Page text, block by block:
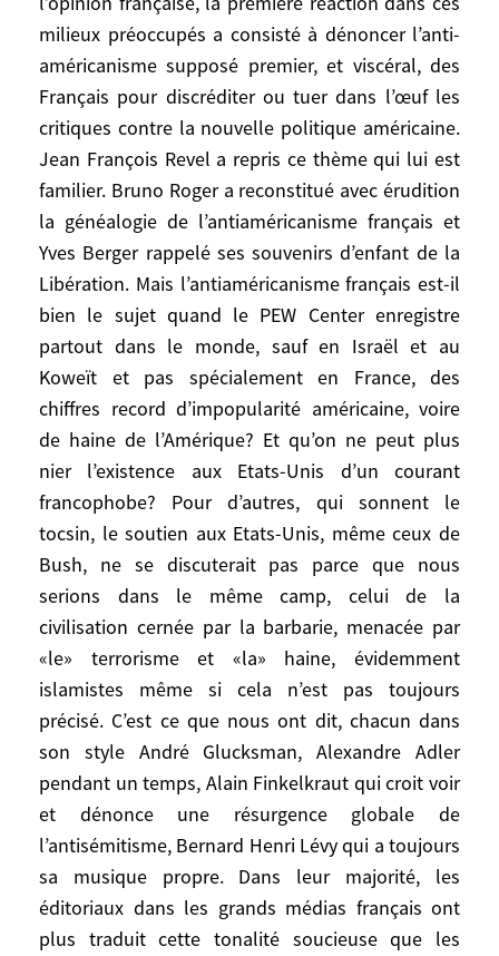
milieux préoccupés a consisté à dénoncer l’anti-
américanisme supposé premier, et viscéral, des
Français pour discréditer ou tuer dans l’œuf les
critiques contre la nouvelle politique américaine.
Jean François Revel a repris ce thème qui lui est
familier. Bruno Roger a reconstitué avec érudition
la généalogie de l’antiaméricanisme français et
Yves Berger rappelé ses souvenirs d’enfant de la
Libération. Mais l’antiaméricanisme français est-il
bien le sujet quand le PEW Center enregistre
partout dans le monde, sauf en Israël et au
Koweït et pas spécialement en France, des
chiffres record d’impopularité américaine, voire
de haine de l’Amérique? Et qu’on ne peut plus
nier l’existence aux Etats-Unis d’un courant
francophobe? Pour d’autres, qui sonnent le
tocsin, le soutien aux Etats-Unis, même ceux de
Bush, ne se discuterait pas parce que nous
serions dans le même camp, celui de la
civilisation cernée par la barbarie, menacée par
«le» terrorisme et «la» haine, évidemment
islamistes même si cela n’est pas toujours
précisé. C’est ce que nous ont dit, chacun dans
son style André Glucksman, Alexandre Adler
pendant un temps, Alain Finkelkraut qui croit voir
et dénonce une résurgence globale de
l’antisémitisme, Bernard Henri Lévy qui a toujours
sa musique propre. Dans leur majorité, les
éditoriaux dans les grands médias français ont
plus traduit cette tonalité soucieuse que les
Mais, dans les élites, ils n’ont pas
convaincu et sont restés assez isolés. La
majorité des intellectuels appréciés des
médias, à contre-courant de l’opinion
française dominante, a défendu l’approche
américaine, en tout cas lui a trouvé des
justifications, et surtout s’est inquiétée de
la voir diabolisée ou ridiculisée, révélant
une vision inquiète du monde et le désir
toujours vif d’une protection.
Face à la montée de l’hostilité anti-Bush
dans l’opinion française, la première
réaction dans ces milieux préoccupés a
consisté à dénoncer l’anti-américanisme
supposé premier, et viscéral, des Français
pour discréditer ou tuer dans l’œuf les
critiques contre la nouvelle politique
américaine. Jean François Revel a repris ce
thème qui lui est familier. Bruno Roger a
reconstitué avec érudition la généalogie de
l’antiaméricanisme français et Yves Berger
rappelé ses souvenirs d’enfant de la
Libération. Mais l’antiaméricanisme
français est-il bien le sujet quand le PEW
Center enregistre partout dans le monde,
sauf en Israël et au Koweït et pas
spécialement en France, des chiffres
record d’impopularité américaine, voire de
haine de l’Amérique? Et qu’on ne peut plus
nier l’existence aux Etats-Unis d’un courant
francophobe? Pour d’autres, qui sonnent le
tocsin, le soutien aux Etats-Unis, même